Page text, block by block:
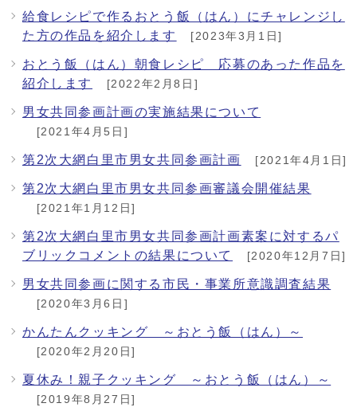
給食レシピで作るおとう飯（はん）にチャレンジし
た方の作品を紹介します
[2023年3月1日]
おとう飯（はん）朝食レシピ 応募のあった作品を
紹介します
[2022年2月8日]
男女共同参画計画の実施結果について
[2021年4月5日]
第2次大網白里市男女共同参画計画 [2021年4月1日]
第2次大網白里市男女共同参画審議会開催結果
[2021年1月12日]
第2次大網白里市男女共同参画計画素案に対するパ
ブリックコメントの結果について
[2020年12月7日]
男女共同参画に関する市民・事業所意識調査結果
[2020年3月6日]
かんたんクッキング ～おとう飯（はん）～
[2020年2月20日]
夏休み！親子クッキング ～おとう飯（はん）～
[2019年8月27日]